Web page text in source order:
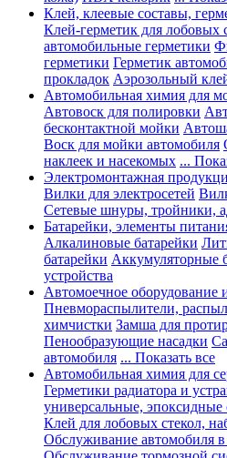
Клей, клеевые составы,
Клей-герметик для лобовых
автомобильные герметики
герметики Герметик
прокладок Аэрозольный
Автомобильная химия для
Автовоск для полировки
бесконтактной мойки
Воск для мойки автомобиля
наклеек и насекомых ...
Электромонтажная
Вилки для электросетей
Сетевые шнуры, тройники,
Батарейки, элементы
Алкалиновые батарейки
батарейки Аккумуляторные
устройства
Автомоечное оборудование
Пневмораспылители,
химчистки Замша для
Пенообразующие насадки
автомобиля ... Показать все
Автомобильная химия для
Герметики радиатора и
универсальные,
Клей для лобовых стекол,
Обслуживание автомобиля